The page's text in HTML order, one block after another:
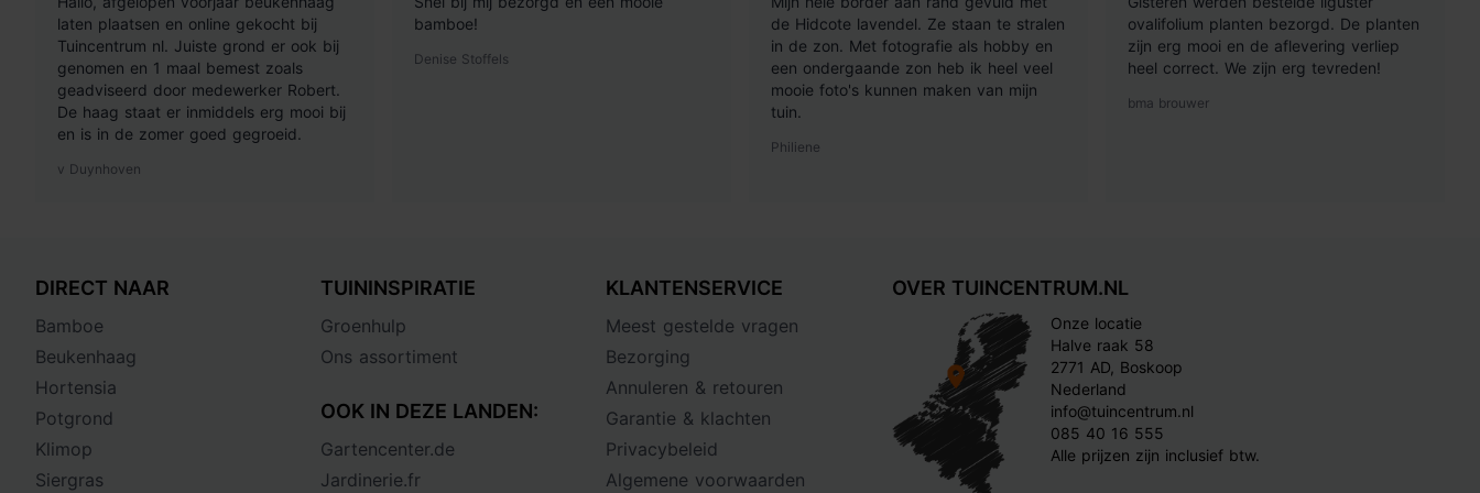
laten plaatsen en online gekocht bij
Tuincentrum nl. Juiste grond er ook bij
genomen en 1 maal bemest zoals
geadviseerd door medewerker Robert.
De haag staat er inmiddels erg mooi bij
en is in de zomer goed gegroeid.
v Duynhoven
bamboe!
Denise Stoffels
de Hidcote lavendel. Ze staan te stralen
in de zon. Met fotografie als hobby en
een ondergaande zon heb ik heel veel
mooie foto's kunnen maken van mijn
tuin.
Philiene
ovalifolium planten bezorgd. De planten
zijn erg mooi en de aflevering verliep
heel correct. We zijn erg tevreden!
bma brouwer
DIRECT NAAR
Bamboe
Beukenhaag
Hortensia
Potgrond
Klimop
Siergras
TUININSPIRATIE
Groenhulp
Ons assortiment
OOK IN DEZE LANDEN:
Gartencenter.de
Jardinerie.fr
KLANTENSERVICE
Meest gestelde vragen
Bezorging
Annuleren & retouren
Garantie & klachten
Privacybeleid
Algemene voorwaarden
OVER TUINCENTRUM.NL
Onze locatie
Halve raak 58
2771 AD, Boskoop
Nederland
info@tuincentrum.nl
085 40 16 555
Alle prijzen zijn inclusief btw.